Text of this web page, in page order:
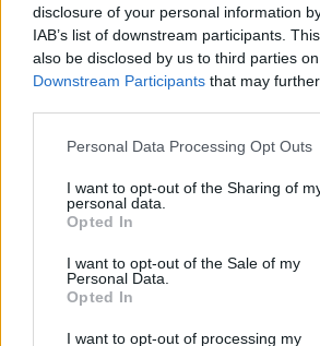
disclosure of your personal information
IAB’s list of downstream participants.
also be disclosed by us to third parties
Downstream Participants that may
Personal Data Processing Opt Outs
I want to opt-out of the Sharing of
personal data.
Opted In
I want to opt-out of the Sale of my
Personal Data.
Opted In
I want to opt-out of processing my
terracotas, pinturas murales, vidrios
iconografía cristiana o un dado de
mosaico son algunos de esos
luz en las últimas semanas.